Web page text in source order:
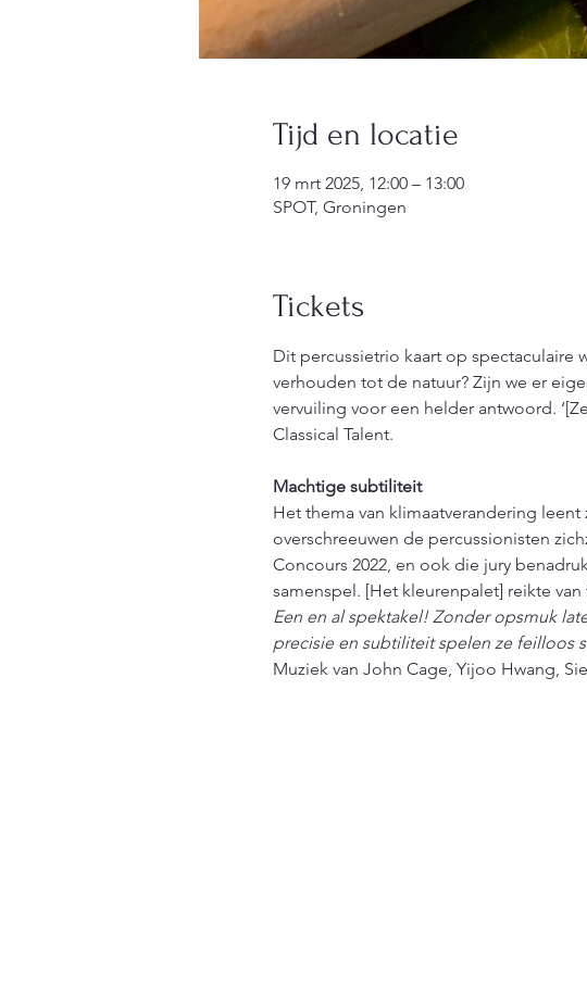
Tijd en locatie
19 mrt 2025, 12:00 – 13:00
SPOT, Groningen
Tickets
Dit percussietrio kaart op spectaculaire
verhouden tot de natuur? Zijn we er
vervuiling voor een helder antwoord.
Classical Talent.
Machtige subtiliteit
Het thema van klimaatverandering
overschreeuwen de percussionisten
Concours 2022, en ook die jury
samenspel. [Het kleurenpalet] reikte
Een en al spektakel! Zonder opsmuk
precisie en subtiliteit spelen ze feilloos
Muziek van John Cage, Yijoo Hwang,